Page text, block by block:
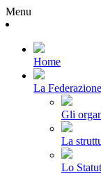
Menu
Home
La Federazione
Gli
La
Lo